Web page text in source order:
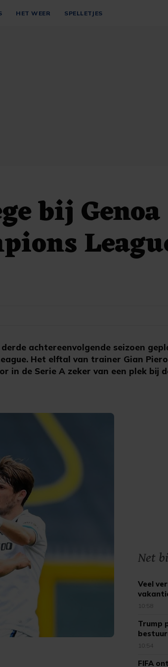
HET WEER SPELLETJES
bij Genoa
achtereenvolgende seizoen
Het elftal van trainer Gian Piero
in de Serie A zeker van een plek bij
Net
Veel
10:58
Trump
10:54
FIFA